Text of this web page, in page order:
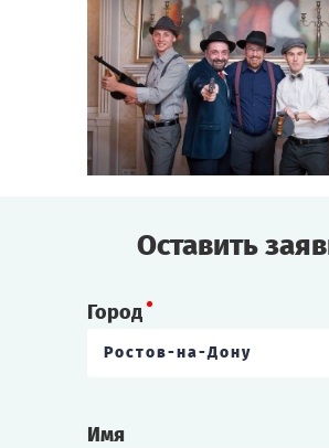
Оставить
Город
Ростов-на-Дону
Имя